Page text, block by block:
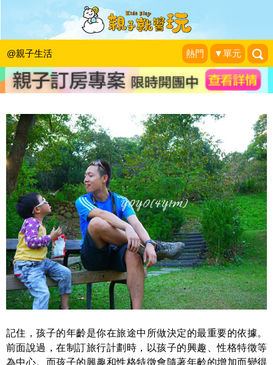
@親子生活 熱門 ▼單元
孩子教給我的旅行意義：充分考慮到孩
子的年齡
博悅文化|2014-06-04
記住，孩子的年齡是你在旅途中所做決定的最重要的依據。
前面說過，在制訂旅行計劃時，以孩子的興趣、性格特徵等
為中心。而孩子的興趣和性格特徵會隨著年齡的增加而變得